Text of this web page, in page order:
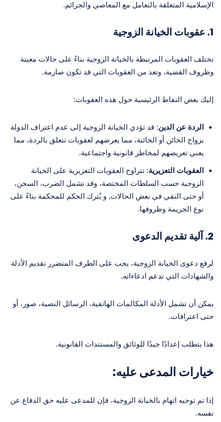
الإسلامية المتعلقة بالتعامل مع المعاصي والجرائم.
1. عقوبات الخيانة الزوجية
تختلف العقوبات المرتبطة بالخيانة الزوجية بناءً على حالات معينة
وظروف القضية، وتعد من العقوبات التي قد تكون صارمة.
إليك بعض النقاط الرئيسية حول هذه العقوبات:
الردة عن الدين: قد تؤدي الخيانة الزوجية إلى عدم اعتراف الدولة
بزواج الخائن أو الخائنة، مما يعرضهم لعقوبات تتعلق بالردة، مما
يعني تعريضهم لمخاطر قانونية واجتماعية.
العقوبات التعزيرية: تتراوح العقوبات التعزيرية على الخيانة
الزوجية حسب السلطات المختصة، وقد تشمل الضرب، السجن،
أو حتى النفي في بعض الحالات, و يُترك الحكم للمحكمة بناءً على
نوع الجريمة وظروفها.
2. آلية تقديم الدعوى
لرفع دعوى الخيانة الزوجية، يجب على الطرف المتضرر تقديم الأدلة
والشهادات التي تدعم ادعاءاته.
يمكن أن تشمل الأدلة المكالمات الهاتفية، الرسائل النصية، صور، أو
حتى اعترافات.
هذا يتطلب إعدادًا جيدًا للوثائق والمستندات القانونية.
خيارات المدعى عليه:
إذا تم توجيه اتهام بالخيانة الزوجية، فإن للمدعى عليه حق الدفاع عن
نفسه.